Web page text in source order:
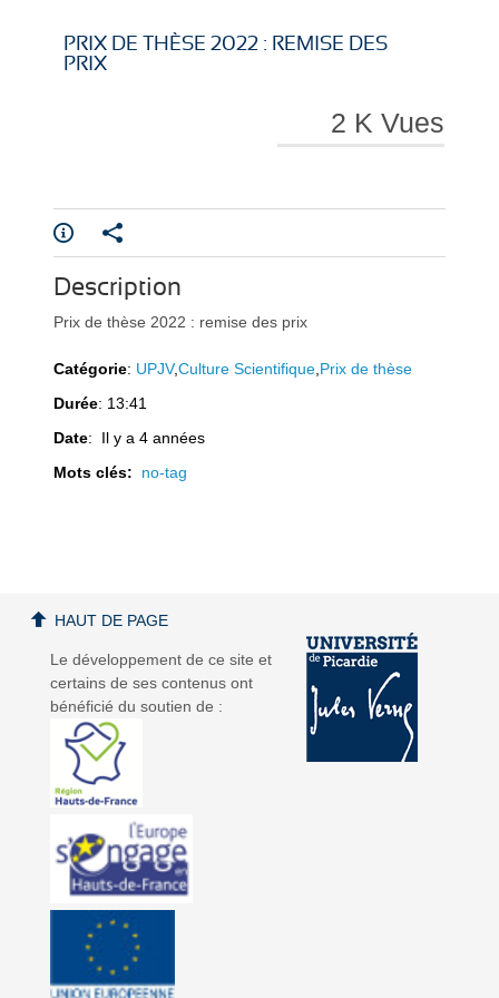
i
e
a
i
e
a
PRIX DE THÈSE 2022 : REMISE DES
PRIX
2 K Vues
Description
Prix de thèse 2022 : remise des prix
Catégorie: UPJV,Culture Scientifique Prix de thèse
Durée: 13:41
Date: Il y a 4 années
Mots clés: no-tag
Le développement de ce site et
certains de ses contenus ont
bénéficié du soutien de :
HAUT DE PAGE